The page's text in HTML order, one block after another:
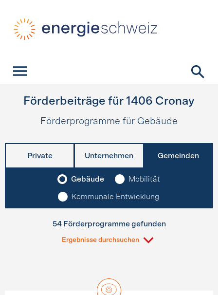
Förderbeiträge für 1406 Cronay
Förderprogramme für Gebäude
Private Unternehmen Gemeinden
Gebäude Mobilität
Kommunale Entwicklung
54 Förderprogramme gefunden
Ergebnisse durchsuchen